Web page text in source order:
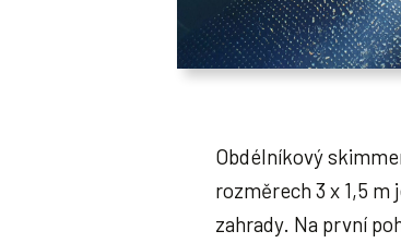
Obdélníkový
rozměrech 3 x 1,5
zahrady. Na první